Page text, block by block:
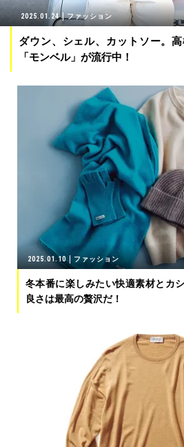
2025.01.24 ファッション
ダウン、シェル、カットソー。
「モンベル」が流行中！
2025.01.10 ファッション
冬本番に楽しみたい快適素材とカ
良さは最高の贅沢だ！